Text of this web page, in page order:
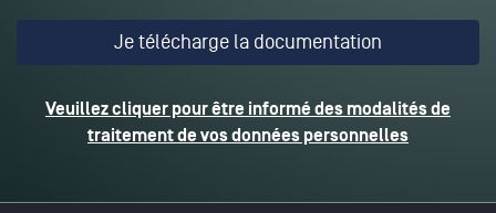
Veuillez cliquer pour être informé des modalités de
traitement de vos données personnelles